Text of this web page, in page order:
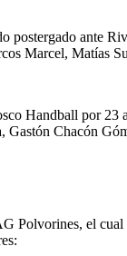
postergado ante
Marcel, Matías
Handball por
Chacón
Polvorines, el